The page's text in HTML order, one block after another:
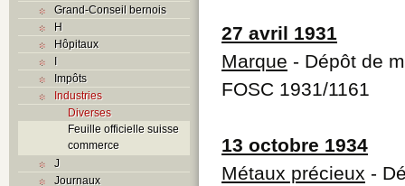
Grand-Conseil bernois
H
Hôpitaux
I
Impôts
Industries
Diverses
Feuille officielle suisse
commerce
J
Journaux
27 avril 1931
Marque - Dépôt de
FOSC 1931/1161
13 octobre 1934
Métaux précieux -